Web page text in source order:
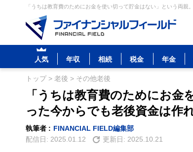
「うちは教育費のためにお金を使い切って貯金はない」という両
人気 年収 相続 税金 年金
トップ> 老後 > その他老後
「うちは教育費のためにお金
った今からでも老後資金は作
執筆者 : FINANCIAL FIELD編集部
配信日: 2025.01.12 更新日: 2025.10.21